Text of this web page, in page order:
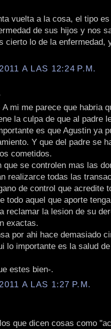
vuelta a la cosa, el tipo
de sus hijos y nos
cierto lo de la enfermedad,
A LAS 12:24 P.M.
mi me parece que habria
la culpa de que al padre
es que Agustin ya
Y que del padre se
cometidos.
que se controlen mas las
realizarce todas las
de control que acredite
todo aquel que aporte
reclamar la lesion de su
exactas.
por ahi hace demasiado
lo importante es la salud
estes bien-.
A LAS 1:27 P.M.
que dicen cosas como